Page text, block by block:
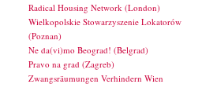
Radical Housing Network (London)
Wielkopolskie Stowarzyszenie Lokatorów
(Poznan)
Ne da(vi)mo Beograd! (Belgrad)
Pravo na grad (Zagreb)
Zwangsräumungen Verhindern Wien